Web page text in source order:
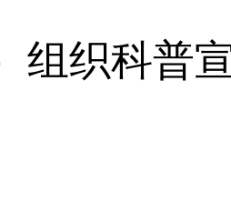
组织科普